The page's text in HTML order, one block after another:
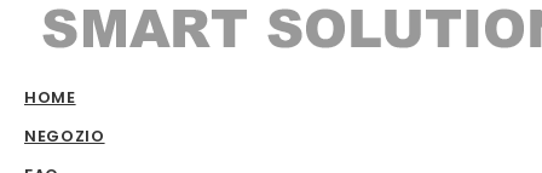
HOME
NEGOZIO